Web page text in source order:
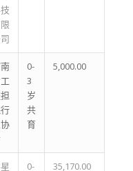
0-
3
岁
共
育
5,000.00
0- 35,170.00